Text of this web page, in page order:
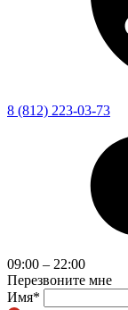
8 (812) 223-03-73
09:00 – 22:00
Перезвоните мне
Имя*